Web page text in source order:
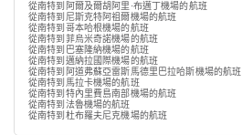
從南特到阿爾及爾胡阿里·布邁丁機場的航班
從南特到尼斯克特阿祖爾機場的航班
從南特到哥本哈根機場的航班
從南特到菲烏米奇諾機場的航班
從南特到巴塞隆納機場的航班
從南特到邁納拉國際機場的航班
從南特到阿道弗蘇亞雷斯馬德里巴拉哈斯機場的航班
從南特到馬拉卡機場的航班
從南特到特內里費島南部機場的航班
從南特到法魯機場的航班
從南特到杜布羅夫尼克機場的航班